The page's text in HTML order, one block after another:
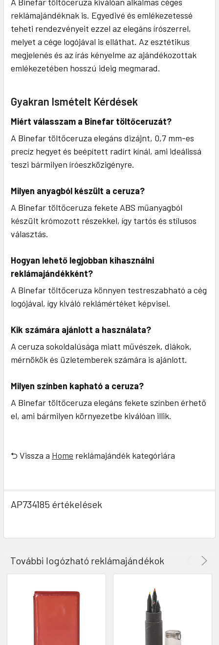
reklámajándéknak is. Egyedivé és emlékezetessé
teheti rendezvényeit ezzel az elegáns írószerrel,
melyet a cége logójával is elláthat. Az esztétikus
megjelenés és az írás kényelme az ajándékozottak
emlékezetében hosszú ideig megmarad.
Gyakran Ismételt Kérdések
Miért válasszam a Binefar töltőceruzát?
A Binefar töltőceruza elegáns dizájnt, 0,7 mm-es
precíz hegyet és beépített radírt kínál, ami ideálissá
teszi bármilyen íróeszközigényre.
Milyen anyagból készült a ceruza?
A Binefar töltőceruza fekete ABS műanyagból
készült krómozott részekkel, így tartós és stílusos
választás.
Hogyan lehető legjobban kihasználni
reklámajándékként?
A Binefar töltőceruza könnyen testreszabható a cég
logójával, így kiváló reklámértéket képvisel.
Kik számára ajánlott a használata?
A ceruza sokoldalúsága miatt művészek, diákok,
mérnökök és üzletemberek számára is ajánlott.
Milyen színben kapható a ceruza?
A Binefar töltőceruza elegáns fekete színben érhető
el, ami bármilyen környezetbe kiválóan illik.
⮌ Vissza a Home reklámajándék kategóriára
AP734185 értékelések
További logózható reklámajándékok